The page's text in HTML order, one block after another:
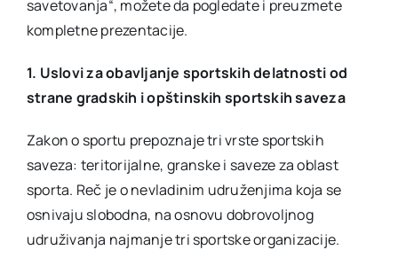
savetovanja“, možete da pogledate i preuzmete
kompletne prezentacije.
1. Uslovi za obavljanje sportskih delatnosti od
strane gradskih i opštinskih sportskih saveza
Zakon o sportu prepoznaje tri vrste sportskih
saveza: teritorijalne, granske i saveze za oblast
sporta. Reč je o nevladinim udruženjima koja se
osnivaju slobodna, na osnovu dobrovoljnog
udruživanja najmanje tri sportske organizacije.